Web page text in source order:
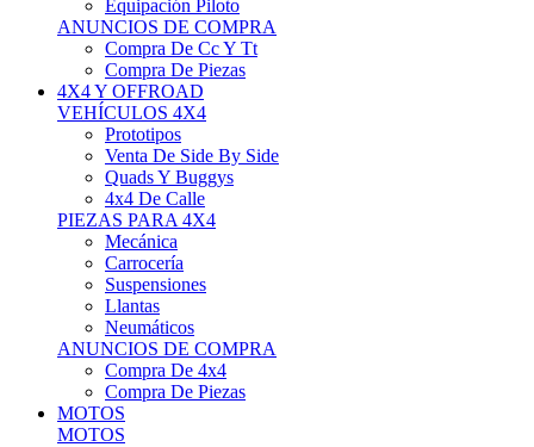
Compra De Cc Y Tt
Compra De Piezas
4X4 Y OFFROAD
VEHÍCULOS 4X4
Prototipos
Venta De Side By Side
Quads Y Buggys
4x4 De Calle
PIEZAS PARA 4X4
Mecánica
Carrocería
Suspensiones
Llantas
Neumáticos
ANUNCIOS DE COMPRA
Compra De 4x4
Compra De Piezas
MOTOS
MOTOS
Motos De Circuito